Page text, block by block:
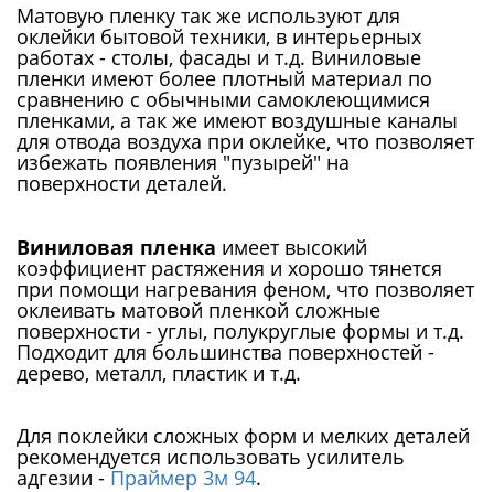
Матовую пленку так же используют для
оклейки бытовой техники, в интерьерных
работах - столы, фасады и т.д. Виниловые
пленки имеют более плотный материал по
сравнению с обычными самоклеющимися
пленками, а так же имеют воздушные каналы
для отвода воздуха при оклейке, что позволяет
избежать появления "пузырей" на
поверхности деталей.
Виниловая пленка имеет высокий
коэффициент растяжения и хорошо тянется
при помощи нагревания феном, что позволяет
оклеивать матовой пленкой сложные
поверхности - углы, полукруглые формы и т.д.
Подходит для большинства поверхностей -
дерево, металл, пластик и т.д.
Для поклейки сложных форм и мелких деталей
рекомендуется использовать усилитель
адгезии - Праймер 3м 94.